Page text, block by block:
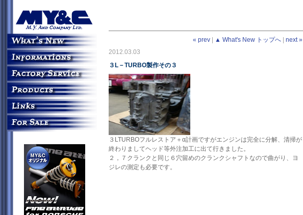
« prev ▲ What's New トップへ
next »
2012.03.03
３L－TURBO製作その３
３LTURBOフルレストア＋α計画ですがエンジンは完全に分解、清掃が
終わりましてヘッド等外注加工に出て行きました。
２，７クランクと同じ６穴留めのクランクシャフトなので曲がり、ヨ
ジレの測定も必要です。